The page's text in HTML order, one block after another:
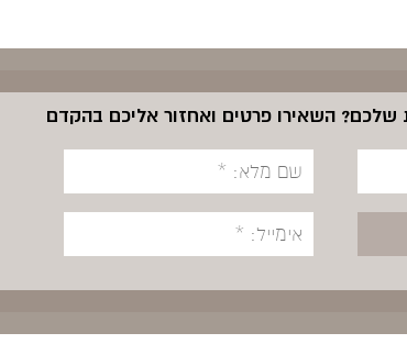
שלכם? השאירו פרטים ואחזור אליכם בהקדם